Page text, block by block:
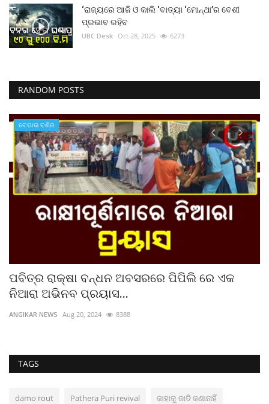
‘ରାଜ୍ୟରେ ଆଜି ଓ କାଲି ‘ବାତ୍ୟା ‘ମୋନ୍ଥା’ର ବେଶୀ
ପ୍ରଭାବ ରହିବ
UBC Desk Oct 28, 2025 6273
RANDOM POSTS
ବେପାର ବଣିଜ
ପବିତ୍ର ରାକ୍ଷା ବନ୍ଧନ ଅବସରରେ ପିପିଲି ରେ ଏକ
ନିଆରା ଅଭିନବ ପ୍ରୟାସ...
ANGIKAR NEWS Aug 20, 2024 8388
TAGS
damo rout Pathera Puri revival ଜାହାକୁ ଜାତି ଜଣାନାହିଁ